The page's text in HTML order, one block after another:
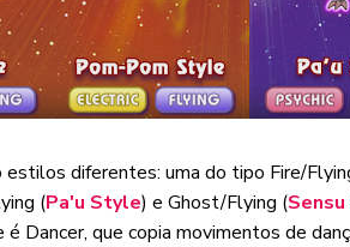
estilos diferentes: uma do tipo Fire/
(Pa'u Style) e Ghost/Flying (
é Dancer, que copia movimentos de